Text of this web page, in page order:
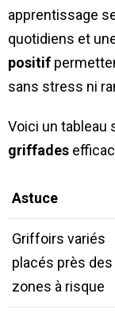
apprentissage
quotidiens et
positif
sans stress ni
Voici un tableau
griffades
Astuce
Griffoirs variés
placés près des
zones à risque